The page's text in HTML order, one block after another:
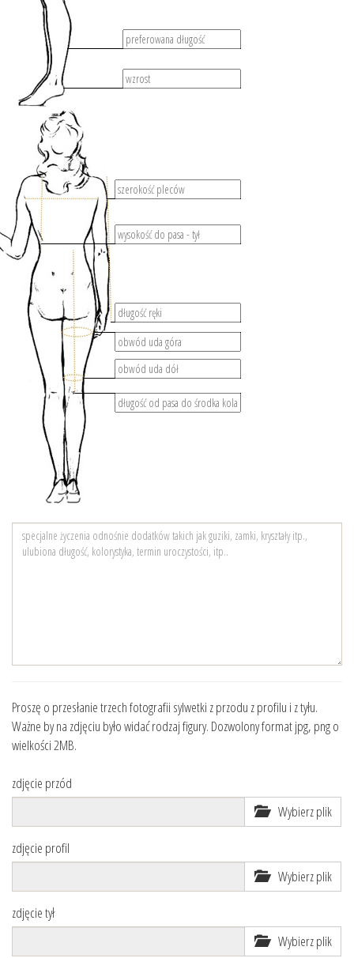
Proszę o przesłanie trzech fotografii sylwetki z przodu z profilu i z tyłu.
Ważne by na zdjęciu było widać rodzaj figury. Dozwolony format jpg, png o
wielkości 2MB.
zdjęcie przód
Wybierz plik
zdjęcie profil
Wybierz plik
zdjęcie tył
Wybierz plik